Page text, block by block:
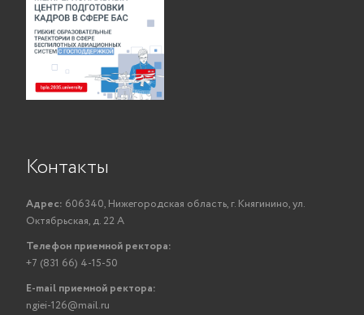
Контакты
Адрес: 606340, Нижегородская область, г. Княгинино, ул.
Октябрьская, д. 22 А
Телефон приемной ректора:
+7 (831 66) 4-15-50
E-mail приемной ректора:
ngiei-126@mail.ru